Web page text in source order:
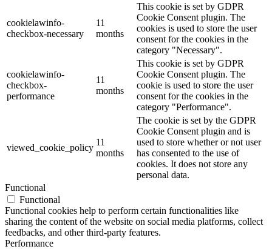
cookielawinfo-
checkbox-necessary
11
months
This cookie is set by GDPR
Cookie Consent plugin. The
cookies is used to store the user
consent for the cookies in the
category "Necessary".
cookielawinfo-
checkbox-
performance
11
months
This cookie is set by GDPR
Cookie Consent plugin. The
cookie is used to store the user
consent for the cookies in the
category "Performance".
viewed_cookie_policy
11
months
The cookie is set by the GDPR
Cookie Consent plugin and is
used to store whether or not user
has consented to the use of
cookies. It does not store any
personal data.
Functional
Functional
Functional cookies help to perform certain functionalities like
sharing the content of the website on social media platforms, collect
feedbacks, and other third-party features.
Performance